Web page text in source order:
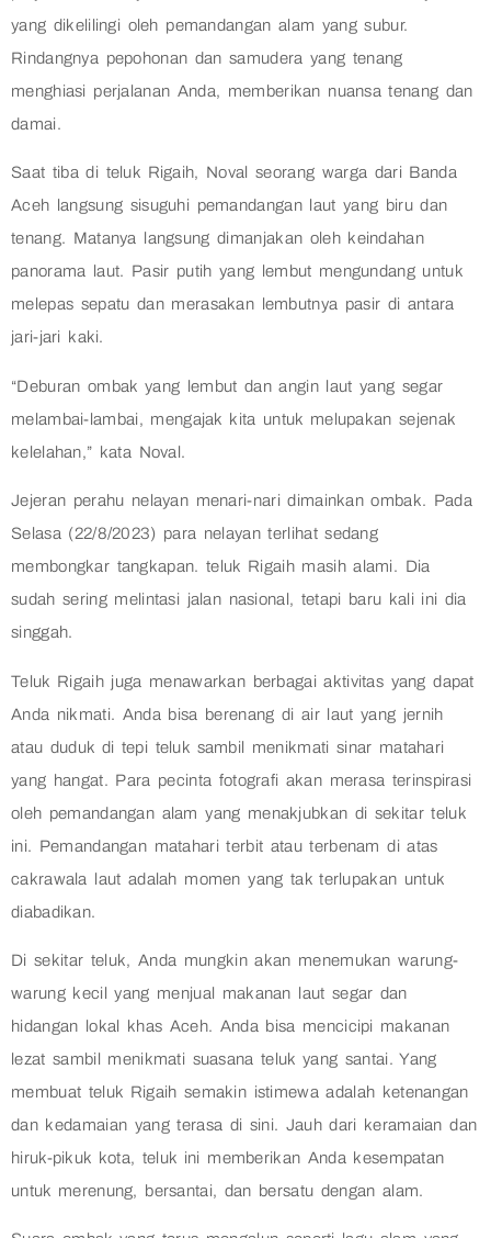
yang dikelilingi oleh pemandangan alam yang subur.
Rindangnya pepohonan dan samudera yang tenang
menghiasi perjalanan Anda, memberikan nuansa tenang dan
damai.
Saat tiba di teluk Rigaih, Noval seorang warga dari Banda
Aceh langsung sisuguhi pemandangan laut yang biru dan
tenang. Matanya langsung dimanjakan oleh keindahan
panorama laut. Pasir putih yang lembut mengundang untuk
melepas sepatu dan merasakan lembutnya pasir di antara
jari-jari kaki.
“Deburan ombak yang lembut dan angin laut yang segar
melambai-lambai, mengajak kita untuk melupakan sejenak
kelelahan,” kata Noval.
Jejeran perahu nelayan menari-nari dimainkan ombak. Pada
Selasa (22/8/2023) para nelayan terlihat sedang
membongkar tangkapan. teluk Rigaih masih alami. Dia
sudah sering melintasi jalan nasional, tetapi baru kali ini dia
singgah.
Teluk Rigaih juga menawarkan berbagai aktivitas yang dapat
Anda nikmati. Anda bisa berenang di air laut yang jernih
atau duduk di tepi teluk sambil menikmati sinar matahari
yang hangat. Para pecinta fotografi akan merasa terinspirasi
oleh pemandangan alam yang menakjubkan di sekitar teluk
ini. Pemandangan matahari terbit atau terbenam di atas
cakrawala laut adalah momen yang tak terlupakan untuk
diabadikan.
Di sekitar teluk, Anda mungkin akan menemukan warung-
warung kecil yang menjual makanan laut segar dan
hidangan lokal khas Aceh. Anda bisa mencicipi makanan
lezat sambil menikmati suasana teluk yang santai. Yang
membuat teluk Rigaih semakin istimewa adalah ketenangan
dan kedamaian yang terasa di sini. Jauh dari keramaian dan
hiruk-pikuk kota, teluk ini memberikan Anda kesempatan
untuk merenung, bersantai, dan bersatu dengan alam.